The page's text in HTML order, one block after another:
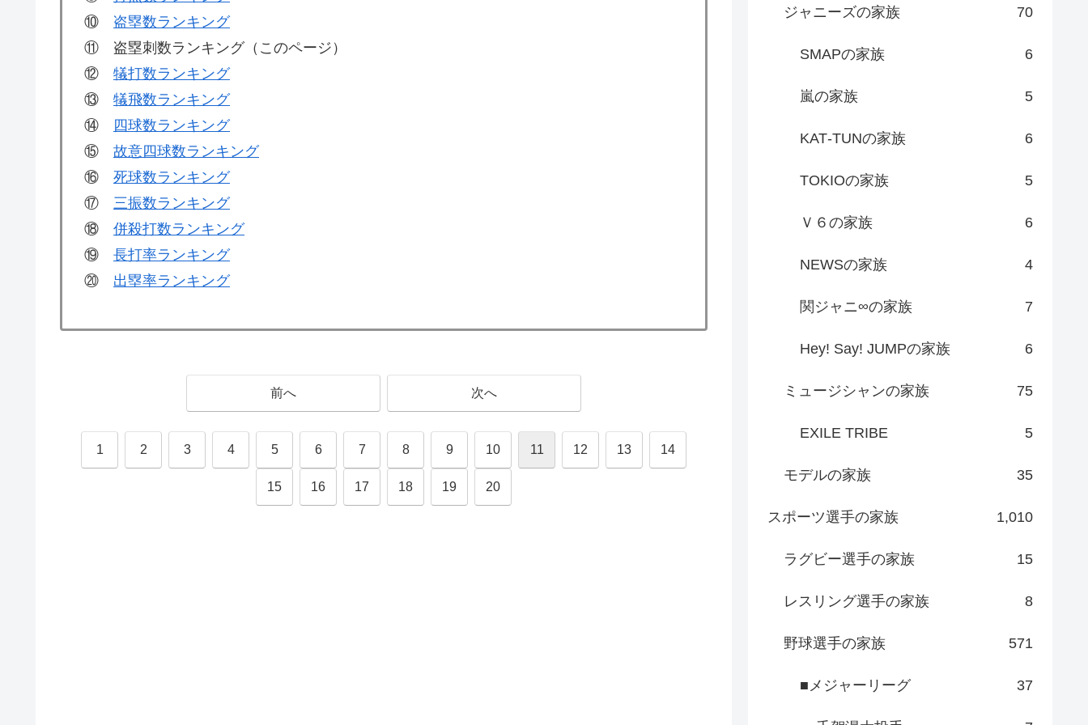
⑩ 盗塁数ランキング
⑪ 盗塁刺数ランキング（このページ）
⑫ 犠打数ランキング
⑬ 犠飛数ランキング
⑭ 四球数ランキング
⑮ 故意四球数ランキング
⑯ 死球数ランキング
⑰ 三振数ランキング
⑱ 併殺打数ランキング
⑲ 長打率ランキング
⑳ 出塁率ランキング
前へ 次へ
1 2 3 4 5 6 7 8 9 10 11 12 13 14
15 16 17 18 19 20
ジャニーズの家族 70
SMAPの家族 6
嵐の家族 5
KAT‐TUNの家族 6
TOKIOの家族 5
Ｖ６の家族 6
NEWSの家族 4
関ジャニ∞の家族 7
Hey! Say! JUMPの家族 6
ミュージシャンの家族 75
EXILE TRIBE 5
モデルの家族 35
スポーツ選手の家族 1,010
ラグビー選手の家族 15
レスリング選手の家族 8
野球選手の家族 571
■メジャーリーグ 37